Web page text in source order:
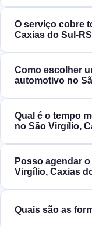
O serviço cobre
Caxias do
Como escolher
automotivo no
Qual é o tempo
no São Virgílio,
Posso agendar
Virgílio, Caxias
Quais são as